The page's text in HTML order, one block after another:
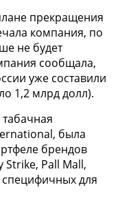
прекращения
компания, по
не будет
сообщала,
уже составили
1,2 млрд долл).
была
брендов
Strike, Pall Mall,
для